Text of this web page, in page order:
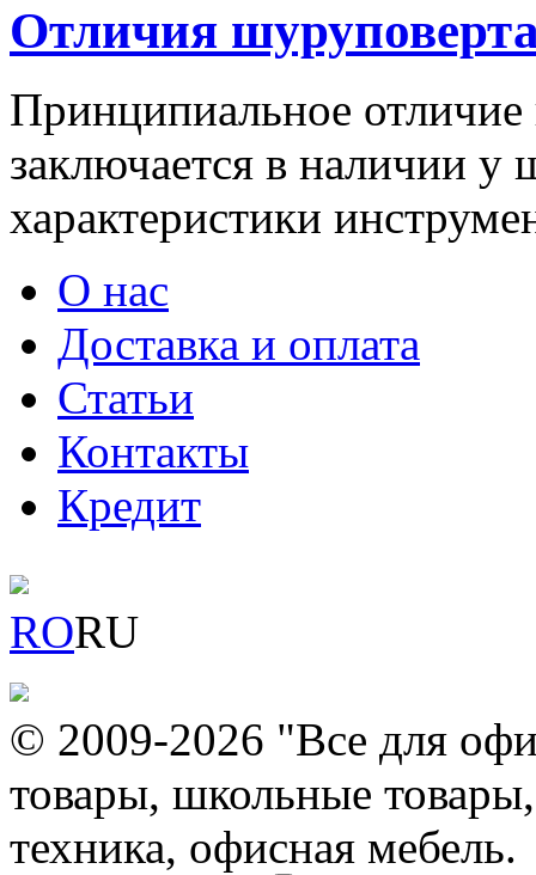
Отличия
Принципиальное
заключается в наличии у
характеристики
О нас
Доставка и оплата
Статьи
Контакты
Кредит
RORU
© 2009-2026 "Все для
товары, школьные
техника, офисная мебель.